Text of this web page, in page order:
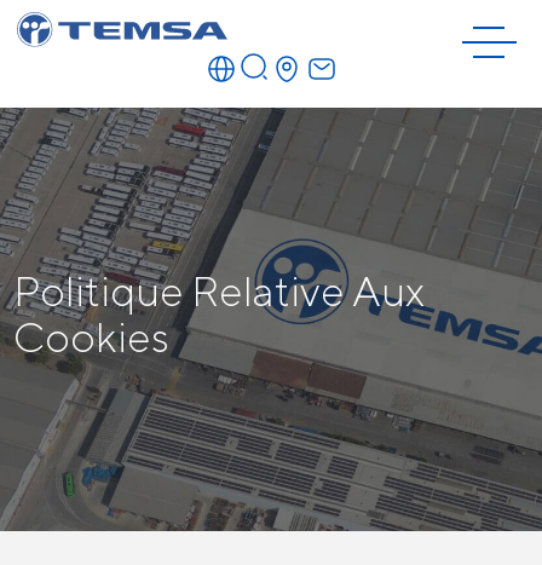
Politique Relative Aux
Cookies